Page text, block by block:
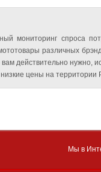
мониторинг спроса
различных
действительно нужно,
цены на территории
Мы в